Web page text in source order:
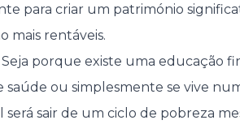
para criar um património
mais rentáveis.
porque existe uma educação
saúde ou simplesmente se vive
sair de um ciclo de pobreza